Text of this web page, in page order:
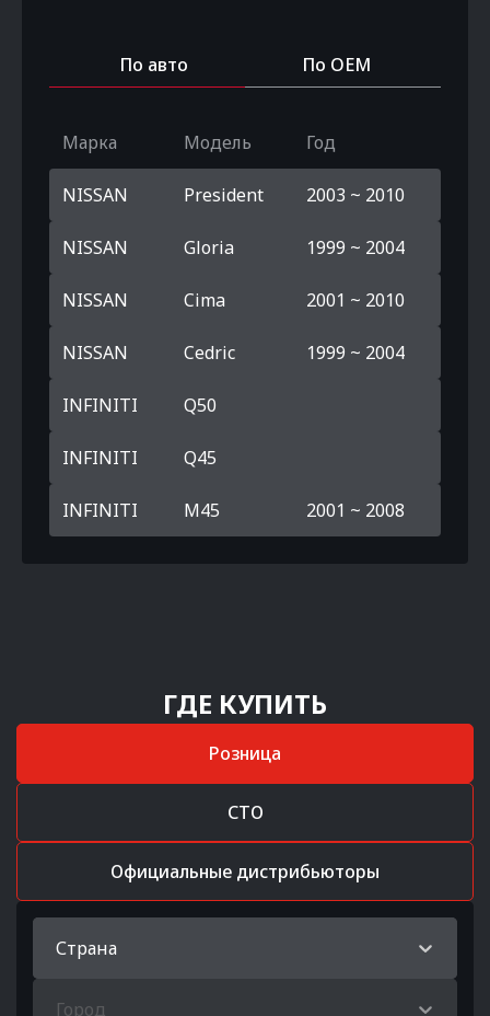
По авто По OEM
Марка Модель Год
NISSAN President 2003 ~ 2010
NISSAN Gloria 1999 ~ 2004
NISSAN Cima 2001 ~ 2010
NISSAN Cedric 1999 ~ 2004
INFINITI Q50
INFINITI Q45
INFINITI M45 2001 ~ 2008
ГДЕ КУПИТЬ
Розница
СТО
Официальные дистрибьюторы
Страна
Город